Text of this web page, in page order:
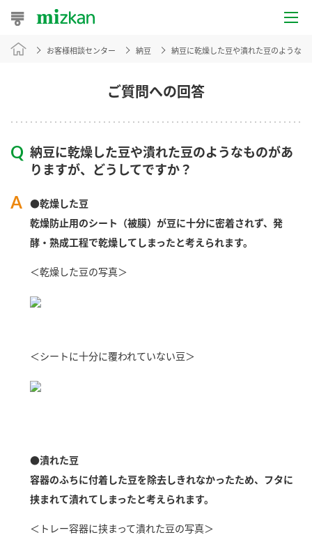
おうちレシピ
レシピ特集
レシピカテゴリ一覧
お酢ドリンク ぽん酢
スープ
ふりかけ おすしの素
キャンペーン情報
ブランド・スペシャルサイト
Fibee（ファイビー）
企業情報
国内事業概要
ミツカングループについて
ご質問への回答
お客様相談センター 納豆 納豆に乾燥した豆や潰れた豆のような
納豆に乾燥した豆や潰れた豆のようなものがあ
りますが、どうしてですか？
●乾燥した豆
乾燥防止用のシート（被膜）が豆に十分に密着されず、発
酵・熟成工程で乾燥してしまったと考えられます。
＜乾燥した豆の写真＞
＜シートに十分に覆われていない豆＞
●潰れた豆
容器のふちに付着した豆を除去しきれなかったため、フタに
挟まれて潰れてしまったと考えられます。
＜トレー容器に挟まって潰れた豆の写真＞